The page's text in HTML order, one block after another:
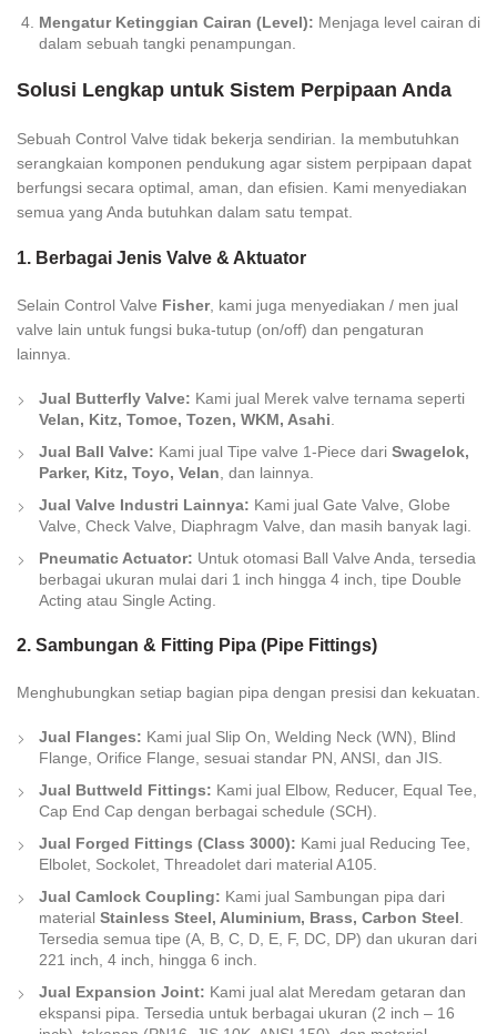
Mengatur Ketinggian Cairan (Level): Menjaga level cairan di
dalam sebuah tangki penampungan.
Solusi Lengkap untuk Sistem Perpipaan Anda
Sebuah Control Valve tidak bekerja sendirian. Ia membutuhkan
serangkaian komponen pendukung agar sistem perpipaan dapat
berfungsi secara optimal, aman, dan efisien. Kami menyediakan
semua yang Anda butuhkan dalam satu tempat.
1. Berbagai Jenis Valve & Aktuator
Selain Control Valve Fisher, kami juga menyediakan / men jual
valve lain untuk fungsi buka-tutup (on/off) dan pengaturan
lainnya.
Jual Butterfly Valve: Kami jual Merek valve ternama seperti
Velan, Kitz, Tomoe, Tozen, WKM, Asahi
Jual Ball Valve: Kami jual Tipe valve 1-Piece dari Swagelok,
Parker, Kitz, Toyo, Velan , dan lainnya.
Jual Valve Industri Lainnya: Kami jual Gate Valve, Globe
Valve, Check Valve, Diaphragm Valve, dan masih banyak lagi.
Pneumatic Actuator: Untuk otomasi Ball Valve Anda, tersedia
berbagai ukuran mulai dari 1 inch hingga 4 inch, tipe Double
Acting atau Single Acting
2. Sambungan & Fitting Pipa (Pipe Fittings)
Menghubungkan setiap bagian pipa dengan presisi dan kekuatan.
Jual Flanges: Kami jual Slip On, Welding Neck (WN), Blind
Flange, Orifice Flange, sesuai standar PN, ANSI, dan JIS.
Jual Buttweld Fittings: Kami jual Elbow, Reducer, Equal Tee,
Cap End Cap dengan berbagai schedule (SCH).
Jual Forged Fittings (Class 3000): Kami jual Reducing Tee,
Elbolet, Sockolet, Threadolet dari material A105.
Jual Camlock Coupling: Kami jual Sambungan pipa dari
material Stainless Steel, Aluminium, Brass, Carbon Steel
Tersedia semua tipe (A, B, C, D, E, F, DC, DP) dan ukuran dari
221 inch, 4 inch, hingga 6 inch.
Jual Expansion Joint: Kami jual alat Meredam getaran dan
ekspansi pipa. Tersedia untuk berbagai ukuran (2 inch – 16